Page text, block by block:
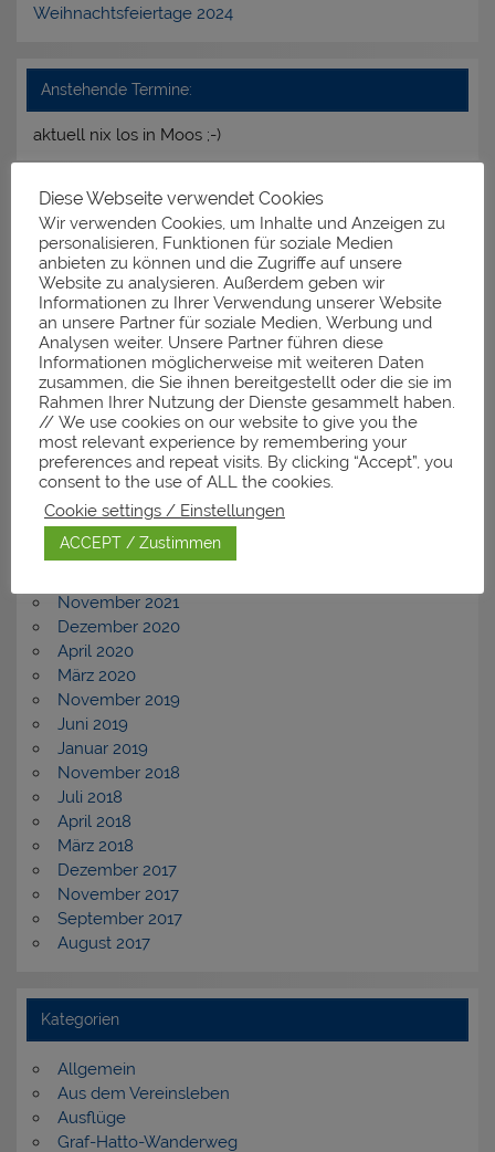
Weihnachtsfeiertage 2024
Anstehende Termine:
aktuell nix los in Moos ;-)
Neueste Kommentare
Archiv
November 2025
März 2025
Januar 2025
Dezember 2024
Februar 2024
November 2023
September 2023
Dezember 2022
Juli 2022
November 2021
Dezember 2020
April 2020
März 2020
November 2019
Juni 2019
Januar 2019
November 2018
Juli 2018
April 2018
März 2018
Dezember 2017
November 2017
September 2017
August 2017
Kategorien
Allgemein
Aus dem Vereinsleben
Ausflüge
Graf-Hatto-Wanderweg
Diese Webseite verwendet Cookies
Wir verwenden Cookies, um Inhalte und Anzeigen zu
personalisieren, Funktionen für soziale Medien
anbieten zu können und die Zugriffe auf unsere
Website zu analysieren. Außerdem geben wir
Informationen zu Ihrer Verwendung unserer Website
an unsere Partner für soziale Medien, Werbung und
Analysen weiter. Unsere Partner führen diese
Informationen möglicherweise mit weiteren Daten
zusammen, die Sie ihnen bereitgestellt oder die sie im
Rahmen Ihrer Nutzung der Dienste gesammelt haben.
// We use cookies on our website to give you the
most relevant experience by remembering your
preferences and repeat visits. By clicking “Accept”, you
consent to the use of ALL the cookies.
Cookie settings / Einstellungen
ACCEPT / Zustimmen